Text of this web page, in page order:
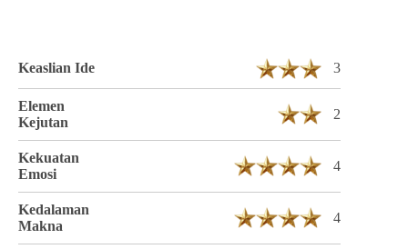
Keaslian Ide 3
Elemen
Kejutan
2
Kekuatan
Emosi
4
Kedalaman
Makna
4